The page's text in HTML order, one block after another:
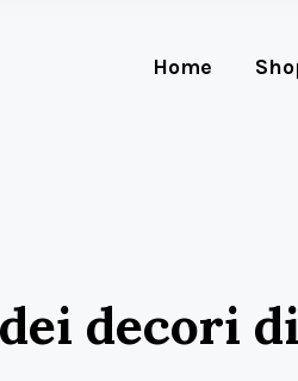
Home
decori